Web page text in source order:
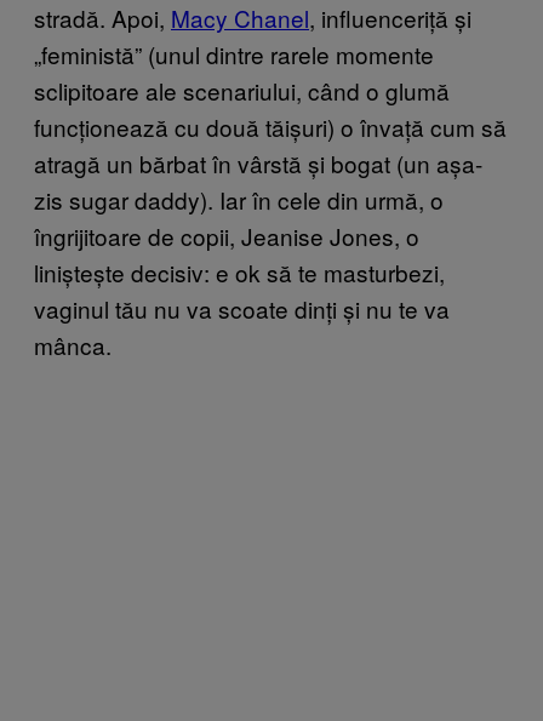
stradă. Apoi, Macy Chanel, influenceriță și
„feministă” (unul dintre rarele momente
sclipitoare ale scenariului, când o glumă
funcționează cu două tăișuri) o învață cum să
atragă un bărbat în vârstă și bogat (un așa-
zis sugar daddy). Iar în cele din urmă, o
îngrijitoare de copii, Jeanise Jones, o
liniștește decisiv: e ok să te masturbezi,
vaginul tău nu va scoate dinți și nu te va
mânca.